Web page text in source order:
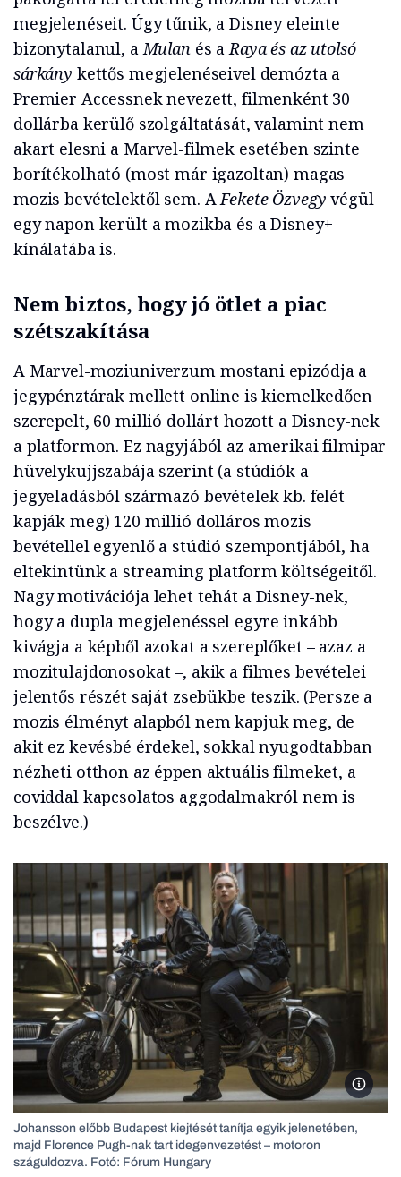
megjelenéseit. Úgy tűnik, a Disney eleinte
bizonytalanul, aMulan és aRaya és az utolsó
sárkány kettős megjelenéseivel demózta a
Premier Accessnek nevezett, filmenként 30
dollárba kerülő szolgáltatását, valamint nem
akart elesni a Marvel-filmek esetében szinte
borítékolható (most már igazoltan) magas
mozis bevételektől sem. AFekete Özvegy végül
egy napon került a mozikba és a Disney+
kínálatába is.
Nem biztos, hogy jó ötlet a piac
szétszakítása
A Marvel-moziuniverzum mostani epizódja a
jegypénztárak mellett online is kiemelkedően
szerepelt, 60 millió dollárt hozott a Disney-nek
a platformon. Ez nagyjából az amerikai filmipar
hüvelykujjszabája szerint (a stúdiók a
jegyeladásból származó bevételek kb. felét
kapják meg) 120 millió dolláros mozis
bevétellel egyenlő a stúdió szempontjából, ha
eltekintünk a streaming platform költségeitől.
Nagy motivációja lehet tehát a Disney-nek,
hogy a dupla megjelenéssel egyre inkább
kivágja a képből azokat a szereplőket – azaz a
mozitulajdonosokat –, akik a filmes bevételei
jelentős részét saját zsebükbe teszik. (Persze a
mozis élményt alapból nem kapjuk meg, de
akit ez kevésbé érdekel, sokkal nyugodtabban
nézheti otthon az éppen aktuális filmeket, a
coviddal kapcsolatos aggodalmakról nem is
beszélve.)
Johansson előbb Budapest kiejtését tanítja egyik jelenetében,
majd Florence Pugh-nak tart idegenvezetést – motoron
száguldozva. Fotó: Fórum Hungary